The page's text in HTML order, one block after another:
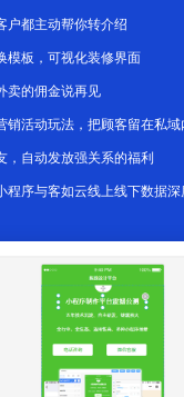
户都主动帮你转介绍
模板，可视化装修界面
卖的佣金说再见
销活动玩法，把顾客留在私域
，自动发放强关系的福利
程序与客如云线上线下数据深